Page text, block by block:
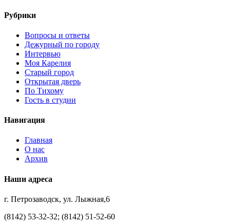
Рубрики
Вопросы и ответы
Дежурный по городу
Интервью
Моя Карелия
Старый город
Открытая дверь
По Тихому
Гость в студии
Навигация
Главная
О нас
Архив
Наши адреса
г. Петрозаводск, ул. Лыжная,6
(8142) 53-32-32; (8142) 51-52-60